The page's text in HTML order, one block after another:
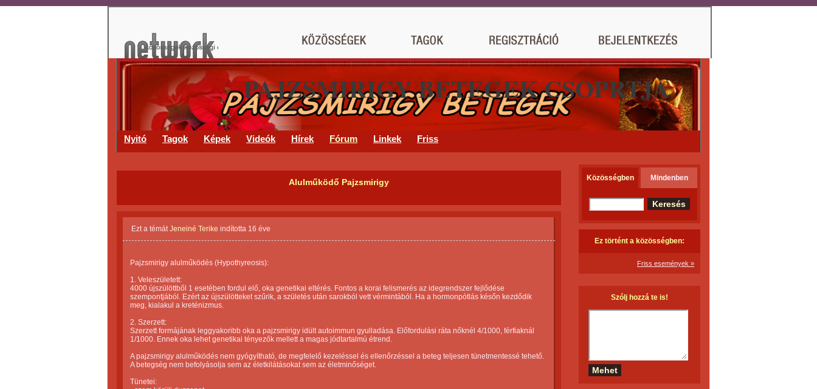
PAJZSMIRIGY BETEGEK CSOPRTJA
Nyitó Tagok Képek Videók Hírek Fórum Linkek Friss
Alulműködő Pajzsmirigy
Ezt a témátJeneiné Terike indította 16 éve
Pajzsmirigy alulműködés (Hypothyreosis):
1. Veleszületett:
4000 újszülöttből 1 esetében fordul elő, oka genetikai eltérés. Fontos a korai felismerés az idegrendszer fejlődése
szempontjából. Ezért az újszülötteket szűrik, a születés után sarokból vett vérmintából. Ha a hormonpótlás későn kezdődik
meg, kialakul a kreténizmus.
2. Szerzett:
Szerzett formájának leggyakoribb oka a pajzsmirigy idült autoimmun gyulladása. Előfordulási ráta nőknél 4/1000, férfiaknál
1/1000. Ennek oka lehet genetikai tényezők mellett a magas jódtartalmú étrend.
A pajzsmirigy alulműködés nem gyógyítható, de megfelelő kezeléssel és ellenőrzéssel a beteg teljesen tünetmentessé tehető.
A betegség nem befolyásolja sem az életkilátásokat sem az életminőséget.
Tünetei:
Közösségben Mindenben
Ez történt a közösségben:
Friss események »
Szólj hozzá te is!